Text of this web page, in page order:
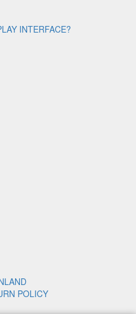
INTERFACE?
POLICY